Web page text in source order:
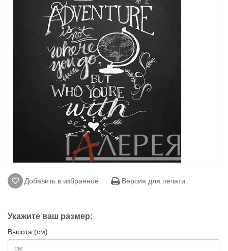
Добавить в избранное Версия для печати
Укажите ваш размер:
Высота (см)